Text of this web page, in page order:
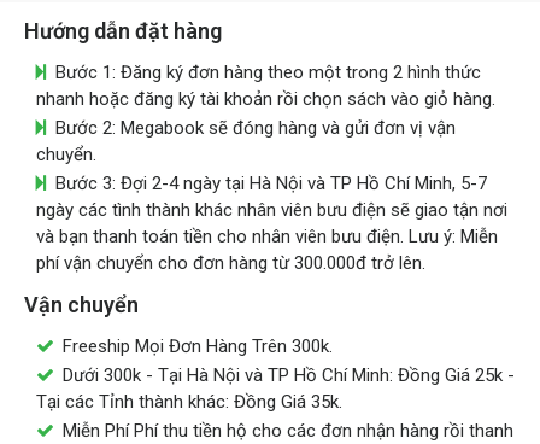
Hướng dẫn đặt hàng
Bước 1: Đăng ký đơn hàng theo một trong 2 hình thức
nhanh hoặc đăng ký tài khoản rồi chọn sách vào giỏ hàng.
Bước 2: Megabook sẽ đóng hàng và gửi đơn vị vận
chuyển.
Bước 3: Đợi 2-4 ngày tại Hà Nội và TP Hồ Chí Minh, 5-7
ngày các tình thành khác nhân viên bưu điện sẽ giao tận nơi
và bạn thanh toán tiền cho nhân viên bưu điện. Lưu ý: Miễn
phí vận chuyển cho đơn hàng từ 300.000đ trở lên.
Vận chuyển
Freeship Mọi Đơn Hàng Trên 300k.
Dưới 300k - Tại Hà Nội và TP Hồ Chí Minh: Đồng Giá 25k -
Tại các Tỉnh thành khác: Đồng Giá 35k.
Miễn Phí Phí thu tiền hộ cho các đơn nhận hàng rồi thanh